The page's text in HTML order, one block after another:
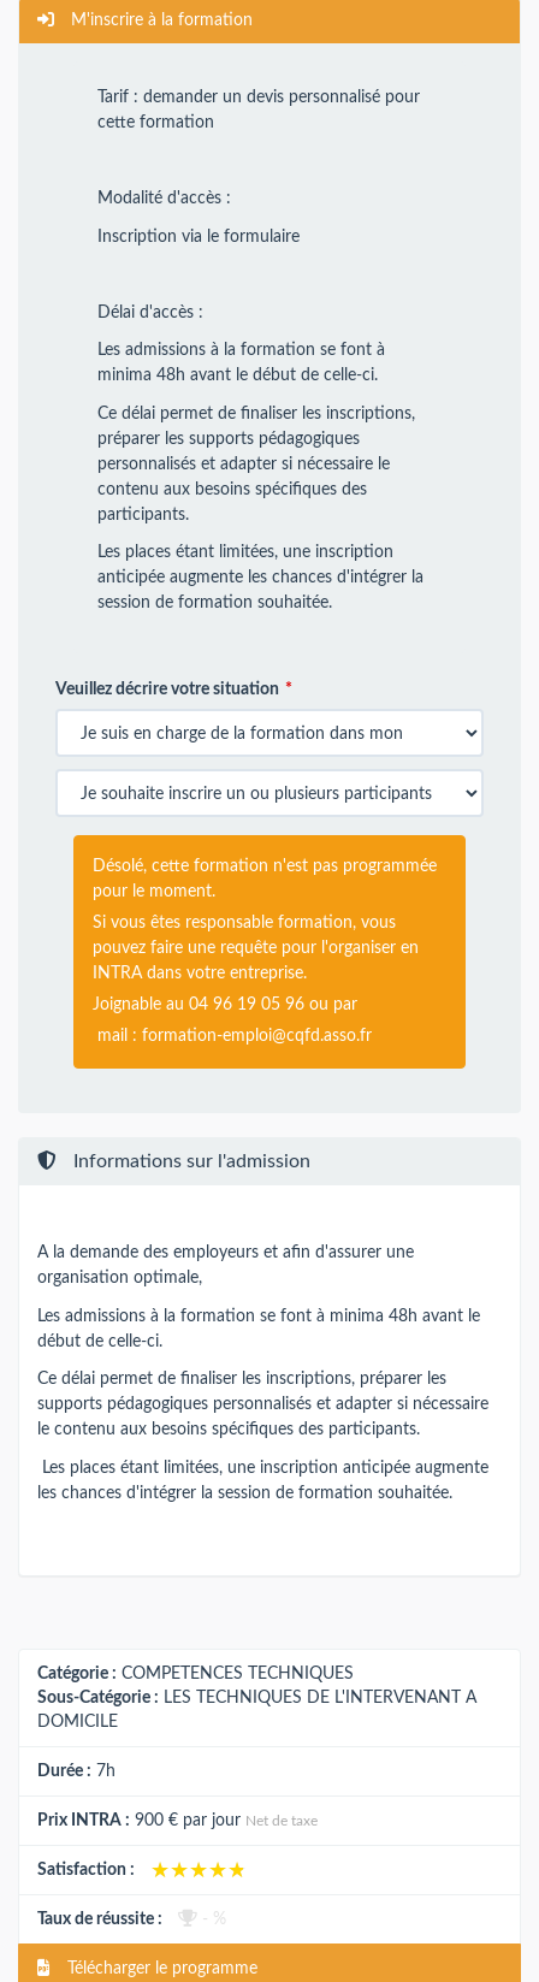
M'inscrire à la formation
Tarif : demander un devis personnalisé pour
cette formation
Modalité d'accès :
Inscription via le formulaire
Délai d'accès :
Les admissions à la formation se font à
minima 48h avant le début de celle-ci.
Ce délai permet de finaliser les inscriptions,
préparer les supports pédagogiques
personnalisés et adapter si nécessaire le
contenu aux besoins spécifiques des
participants.
Les places étant limitées, une inscription
anticipée augmente les chances d'intégrer la
session de formation souhaitée.
Veuillez décrire votre situation
Désolé, cette formation n'est pas programmée
pour le moment.
Si vous êtes responsable formation, vous
pouvez faire une requête pour l'organiser en
INTRA dans votre entreprise.
Joignable au 04 96 19 05 96 ou par
mail : formation-emploi@cqfd.asso.fr
Informations sur l'admission
A la demande des employeurs et afin d'assurer une
organisation optimale,
Les admissions à la formation se font à minima 48h avant le
début de celle-ci.
Ce délai permet de finaliser les inscriptions, préparer les
supports pédagogiques personnalisés et adapter si nécessaire
le contenu aux besoins spécifiques des participants.
Les places étant limitées, une inscription anticipée augmente
les chances d'intégrer la session de formation souhaitée.
Catégorie : COMPETENCES TECHNIQUES
Sous-Catégorie : LES TECHNIQUES DE L'INTERVENANT A
DOMICILE
Durée : 7h
Prix INTRA : 900 € par jour Net de taxe
Satisfaction : ★★★★★
★★★★★
Taux de réussite : - %
Télécharger le programme